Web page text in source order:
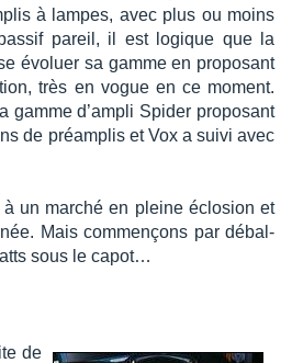
à lampes, avec plus ou moins
pareil, il est logique que la
évoluer sa gamme en propo­sant
très en vogue en ce moment.
gamme d’am­pli Spider propo­sant
de préam­plis et Vox a suivi avec
à un marché en pleine éclo­sion et
Mais commençons par débal­
sous le capot…
de